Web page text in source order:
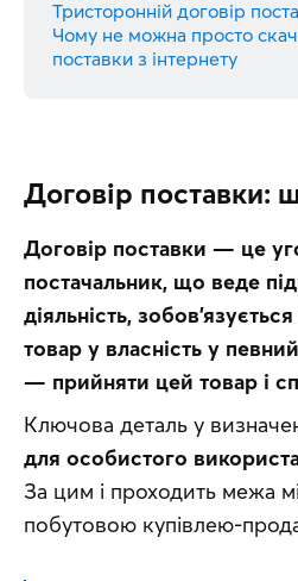
Тристоронній договір
Чому не можна просто
поставки з інтернету
Договір поставки:
Договір поставки — це
постачальник, що веде
діяльність,
товар у власність у
— прийняти цей товар і
Ключова деталь у
для особистого
За цим і проходить межа
побутовою купівлею-